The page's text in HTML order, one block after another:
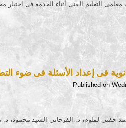
التعليم الفنى أثناء الخدمة فى اختيار
فى إعداد الأسئلة فى ضوء
Published on
حفنى لملوم، د. الفرحاتى السيد محمود، د.